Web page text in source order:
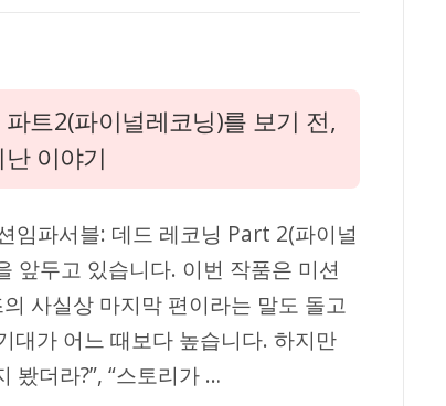
트2(파이널레코닝)를 보기 전,
이야기
임파서블: 데드 레코닝 Part 2(파이널
앞두고 있습니다. 이번 작품은 미션
사실상 마지막 편이라는 말도 돌고
대가 어느 때보다 높습니다. 하지만
봤더라?”, “스토리가 …